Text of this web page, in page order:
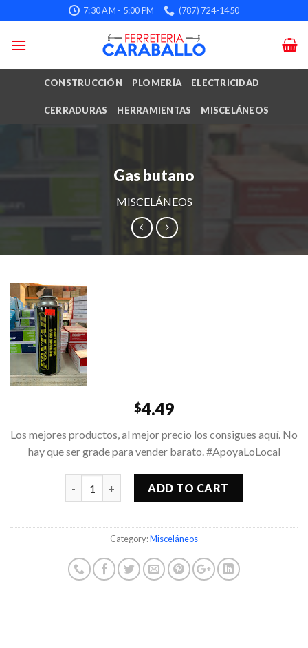
to
content
7:30 AM - 5:00 PM (787) 724-1450
CONSTRUCCIÓN PLOMERÍA ELECTRICIDAD
CERRADURAS HERRAMIENTAS MISCELÁNEOS
Gas butano
MISCELÁNEOS
$4.49
Los mejores productos, al mejor precio los consigues aquí. No
hay que ser grade para vender barato. #ApoyaLoLocal
ADD TO CART
Category:Misceláneos